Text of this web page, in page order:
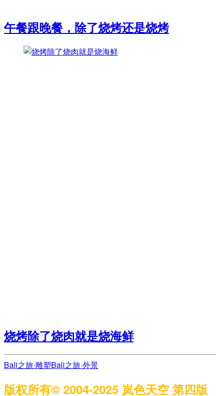
午餐跟晚餐，除了烧烤还是烧烤
烧烤除了烧肉就是烧海鲜
Bali之旅·雕塑Bali之旅·外景
版权所有© 2004-2025 岚色天空 第四版